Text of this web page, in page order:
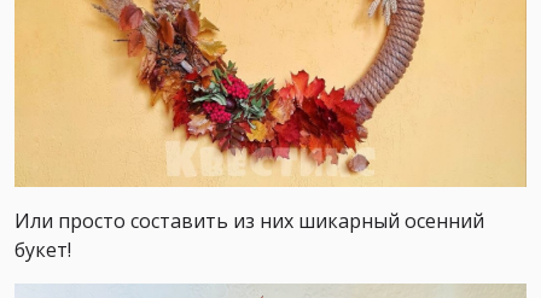
Или просто составить из них шикарный осенний
букет!